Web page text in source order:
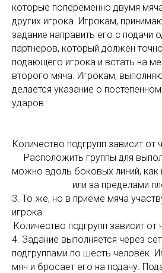
которые попеременно двумя
других игрока. Игрокам,
задание направить его с подачи
партнеров, который должен
подающего игрока и встать на
второго мяча. Игрокам,
делается указание о
ударов.
Количество подгрупп зависит
Расположить группы для
можно вдоль боковых линий, как
или за пределами
3. То же, но в приеме мяча
игрока
Количество подгрупп зависит
4. Задание выполняется через
подгруппами по шесть человек.
мяч и бросает его на подачу.